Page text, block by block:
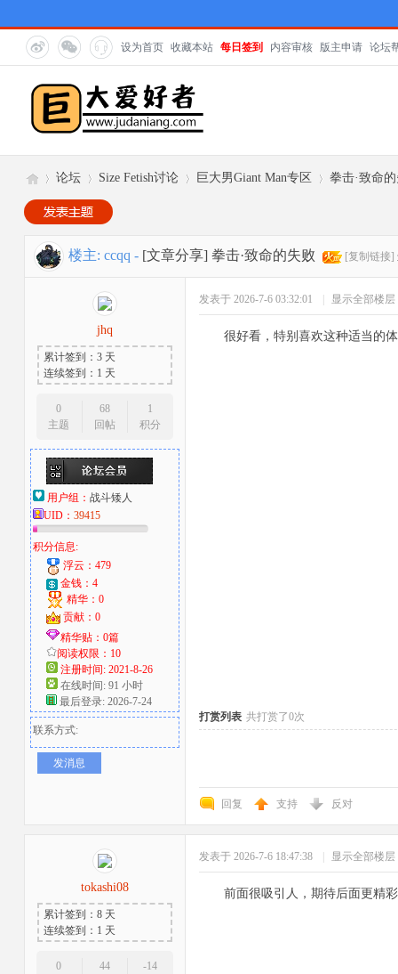
设为首页 收藏本站 每日签到 内容审核 版主申请 论坛
巨
爱
»
论坛
›
Size Fetish讨论
›
巨大男Giant Man专区
›
拳击·致命
楼主: ccqq - [文章分享] 拳击·致命的失败 [复制链接]
jhq
累计签到：3 天
连续签到：1 天
0
主题
68
回帖
1
积分
用户组： 战斗矮人
UID： 39415
积分信息:
浮云：479
金钱：4
精华：0
贡献：0
精华贴：0篇
阅读权限：10
注册时间: 2021-8-26
在线时间: 91 小时
最后登录: 2026-7-24
联系方式:
发消息
发表于 2026-7-6 03:32:01 显示全部楼层
很好看，特别喜欢这种适当的
打赏列表 共打赏了0次
回复 支持 反对
tokashi08
累计签到：8 天
连续签到：1 天
0
44
-14
发表于 2026-7-6 18:47:38 显示全部楼层
前面很吸引人，期待后面更精彩